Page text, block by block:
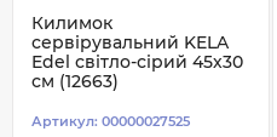
Килимок
сервірувальний KELA
Edel світло-сірий 45х30
см (12663)
Артикул: 00000027525